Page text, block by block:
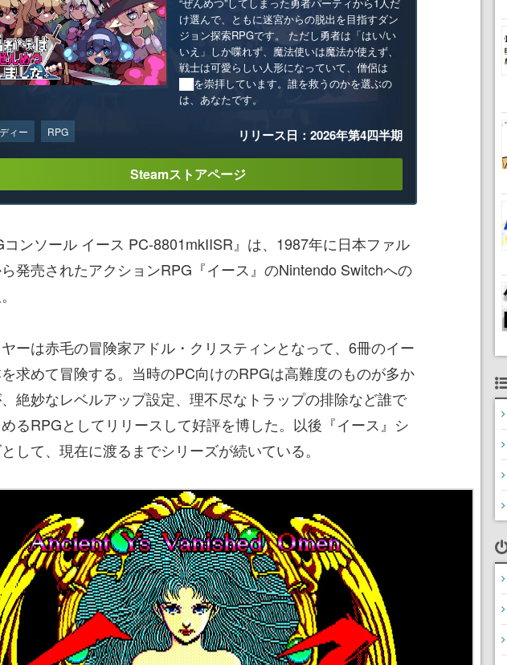
け選んで、ともに迷宮からの脱出を目指すダン
ジョン探索RPGです。 ただし勇者は「はい/い
いえ」しか喋れず、魔法使いは魔法が使えず、
戦士は可愛らしい人形になっていて、僧侶は
██を崇拝しています。誰を救うのかを選ぶの
は、あなたです。
ィー RPG リリース日：2026年第4四半期
Steamストアページ
コンソール イース PC-8801mkIISR』は、1987年に日本ファル
発売されたアクションRPG『イース』のNintendo Switchへの
ーは赤毛の冒険家アドル・クリスティンとなって、6冊のイー
求めて冒険する。当時のPC向けのRPGは高難度のものが多か
絶妙なレベルアップ設定、理不尽なトラップの排除など誰で
るRPGとしてリリースして好評を博した。以後『イース』シ
して、現在に渡るまでシリーズが続いている。